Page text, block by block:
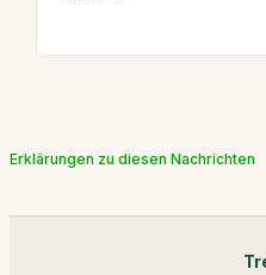
Erklärungen zu diesen Nachrichten